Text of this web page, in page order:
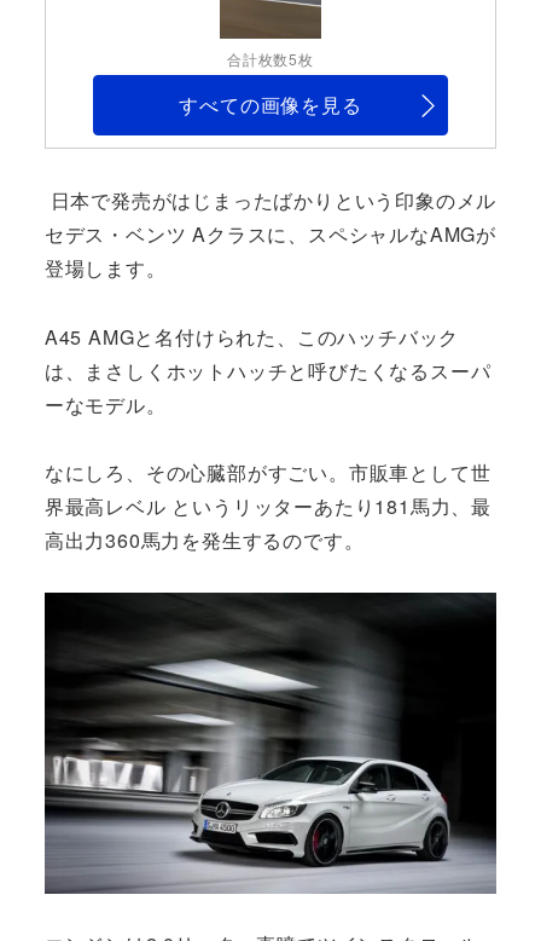
合計枚数5枚
すべての画像を見る
日本で発売がはじまったばかりという印象のメル
セデス・ベンツ Aクラスに、スペシャルなAMGが
登場します。
A45 AMGと名付けられた、このハッチバック
は、まさしくホットハッチと呼びたくなるスーパ
ーなモデル。
なにしろ、その心臓部がすごい。市販車として世
界最高レベル というリッターあたり181馬力、最
高出力360馬力を発生するのです。